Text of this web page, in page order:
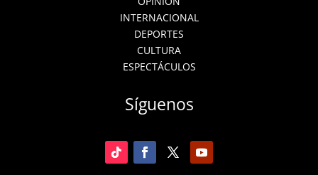
INTERNACIONAL
DEPORTES
CULTURA
ESPECTÁCULOS
Síguenos